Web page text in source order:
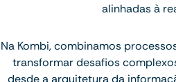
alinhadas à
Na Kombi, combinamos
transformar desafios
desde a arquitetura da